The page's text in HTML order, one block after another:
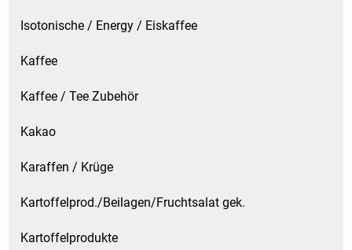
Wurst
Isotonische / Energy / Eiskaffee
Kaffee
Kaffee / Tee Zubehör
Kakao
Karaffen / Krüge
Kartoffelprod./Beilagen/Fruchtsalat gek.
Kartoffelprodukte